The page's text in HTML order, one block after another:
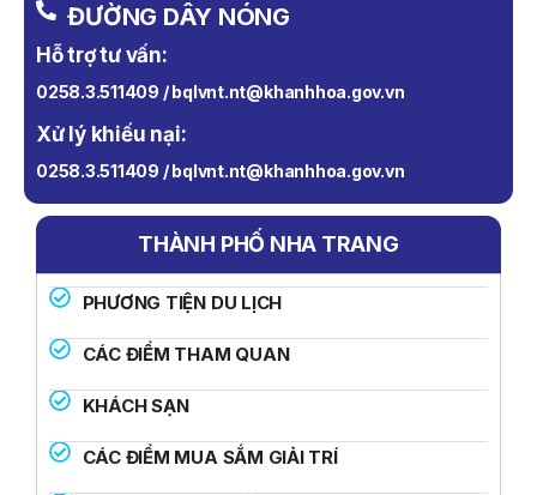
ĐƯỜNG DÂY NÓNG
Hỗ trợ tư vấn:
0258.3.511409 / bqlvnt.nt@khanhhoa.gov.vn
Xử lý khiếu nại:
0258.3.511409 / bqlvnt.nt@khanhhoa.gov.vn
THÀNH PHỐ NHA TRANG
PHƯƠNG TIỆN DU LỊCH
CÁC ĐIỂM THAM QUAN
KHÁCH SẠN
CÁC ĐIỂM MUA SẮM GIẢI TRÍ